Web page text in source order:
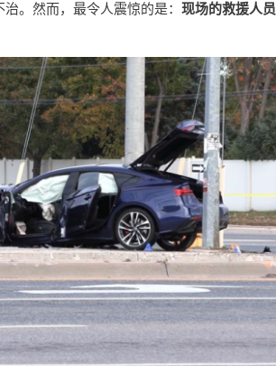
。然而，最令人震惊的是： 现场的救援人员